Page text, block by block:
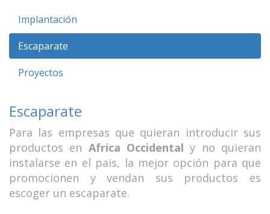
Implantación
Escaparate
Proyectos
Escaparate
Para las empresas que quieran introducir sus
productos en Africa Occidental y no quieran
instalarse en el pais, la mejor opción para que
promocionen y vendan sus productos es
escoger un escaparate.